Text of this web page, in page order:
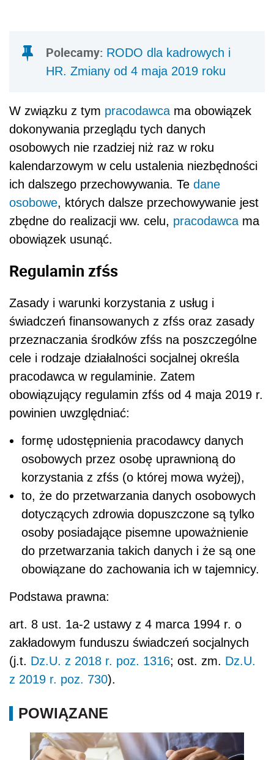
Polecamy: RODO dla kadrowych i
HR. Zmiany od 4 maja 2019 roku
W związku z tym pracodawca ma obowiązek
dokonywania przeglądu tych danych
osobowych nie rzadziej niż raz w roku
kalendarzowym w celu ustalenia niezbędności
ich dalszego przechowywania. Te dane
osobowe, których dalsze przechowywanie jest
zbędne do realizacji ww. celu, pracodawca ma
obowiązek usunąć.
Regulamin zfśs
Zasady i warunki korzystania z usług i
świadczeń finansowanych z zfśs oraz zasady
przeznaczania środków zfśs na poszczególne
cele i rodzaje działalności socjalnej określa
pracodawca w regulaminie. Zatem
obowiązujący regulamin zfśs od 4 maja 2019 r.
powinien uwzględniać:
formę udostępnienia pracodawcy danych
osobowych przez osobę uprawnioną do
korzystania z zfśs (o której mowa wyżej),
to, że do przetwarzania danych osobowych
dotyczących zdrowia dopuszczone są tylko
osoby posiadające pisemne upoważnienie
do przetwarzania takich danych i że są one
obowiązane do zachowania ich w tajemnicy.
Podstawa prawna:
art. 8 ust. 1a-2 ustawy z 4 marca 1994 r. o
zakładowym funduszu świadczeń socjalnych
(j.t. Dz.U. z 2018 r. poz. 1316; ost. zm. Dz.U.
z 2019 r. poz. 730).
POWIĄZANE